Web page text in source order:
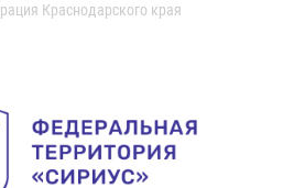
Краснодарского края